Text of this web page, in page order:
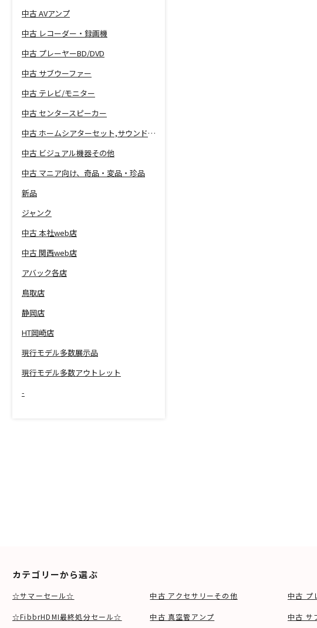
中古 AVアンプ
中古 レコーダー・録画機
中古 プレーヤーBD/DVD
中古 サブウーファー
中古 テレビ/モニター
中古 センタースピーカー
中古 ホームシアターセット,サウンドバー
中古 ビジュアル機器その他
中古 マニア向け、奇品・変品・珍品
新品
ジャンク
中古 本社web店
中古 関西web店
アバック各店
鳥取店
静岡店
HT岡崎店
現行モデル多数展示品
現行モデル多数アウトレット
-
カテゴリーから選ぶ
☆サマーセール☆
☆FibbrHDMI最終処分セール☆
中古 アクセサリーその他
中古 真空管アンプ
中古 プ
中古 サ